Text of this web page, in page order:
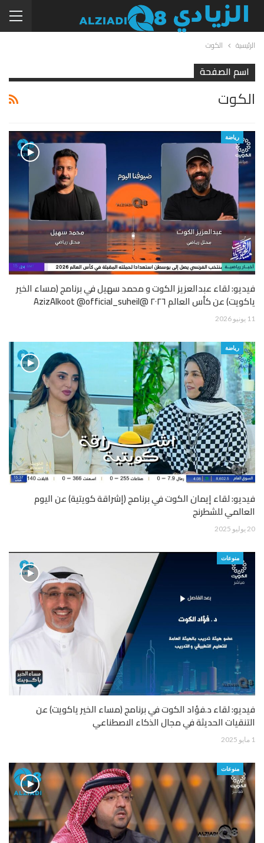
الرئيسية الكوت
اسم الصفحة
الكوت
رياضة
فيديو: لقاء عبدالعزيز الكوت و محمد سهيل في برنامج (مساء الخير
ياكويت) عن كأس العالم ٢٠٢٦ @AzizAlkoot @official_suheil
11 يونيو 2026
رياضة
فيديو: لقاء إيمان الكوت في برنامج (إشراقة كويتية) عن اليوم
العالمي للشطرنج
20 يوليو 2025
منوعات
فيديو: لقاء د.فؤاد الكوت في برنامج (مساء الخير ياكويت) عن
التنقيات الحديثة في مجال الذكاء الاصطناعي
1 مايو 2025
منوعات